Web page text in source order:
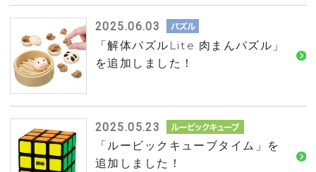
2025.06.03
「解体パズルLite 肉まんパズル」
を追加しました！
2025.05.23
「ルービックキューブタイム」を
追加しました！